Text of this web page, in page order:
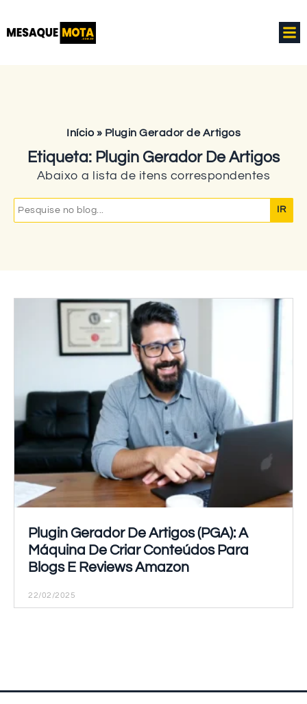
Início» Plugin Gerador de Artigos
Etiqueta: Plugin Gerador De Artigos
Abaixo a lista de itens correspondentes
Search
for:
Plugin Gerador De Artigos (PGA): A
Máquina De Criar Conteúdos Para
Blogs E Reviews Amazon
22/02/2025